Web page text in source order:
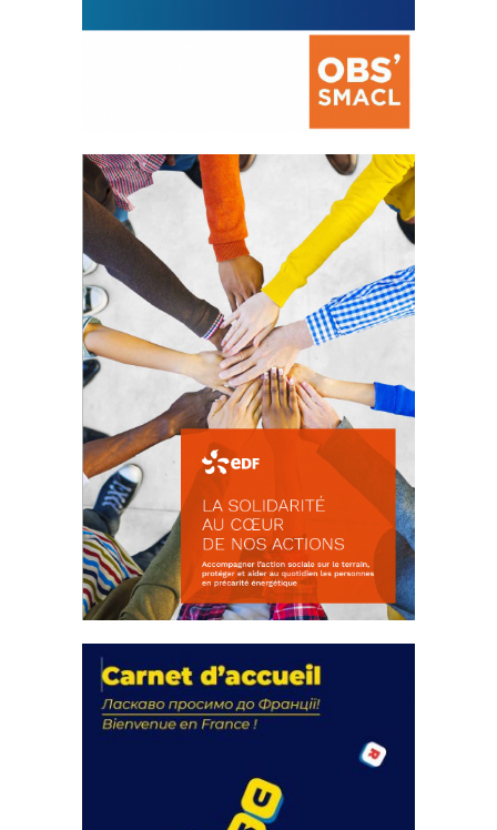
La prévention des conflits
d’intérêts
18 septembre 2023
FEUILLETER
actions
18 septembre 2023
FEUILLETER